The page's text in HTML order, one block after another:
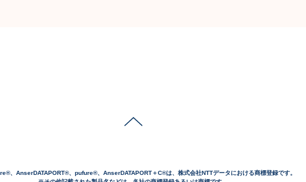
、AnserDATAPORT®、pufure®、AnserDATAPORT＋C®は、株式会社NTTデータにおける商標登録です。